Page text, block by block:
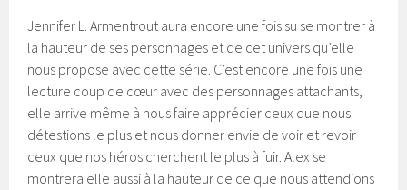
Jennifer L. Armentrout aura encore une fois su se montrer à
la hauteur de ses personnages et de cet univers qu’elle
nous propose avec cette série. C’est encore une fois une
lecture coup de cœur avec des personnages attachants,
elle arrive même à nous faire apprécier ceux que nous
détestions le plus et nous donner envie de voir et revoir
ceux que nos héros cherchent le plus à fuir. Alex se
montrera elle aussi à la hauteur de ce que nous attendions